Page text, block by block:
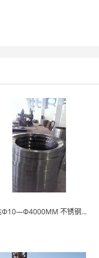
厚达Φ10—Φ4000MM 不锈钢锻环，自由锻 毛...